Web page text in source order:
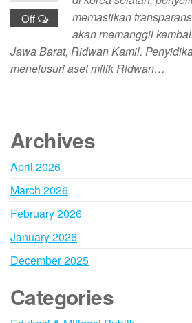
Off
memastikan
akan memanggil
Jawa Barat, Ridwan Kamil.
menelusuri aset milik Ridwan…
Archives
April 2026
March 2026
February 2026
January 2026
December 2025
Categories